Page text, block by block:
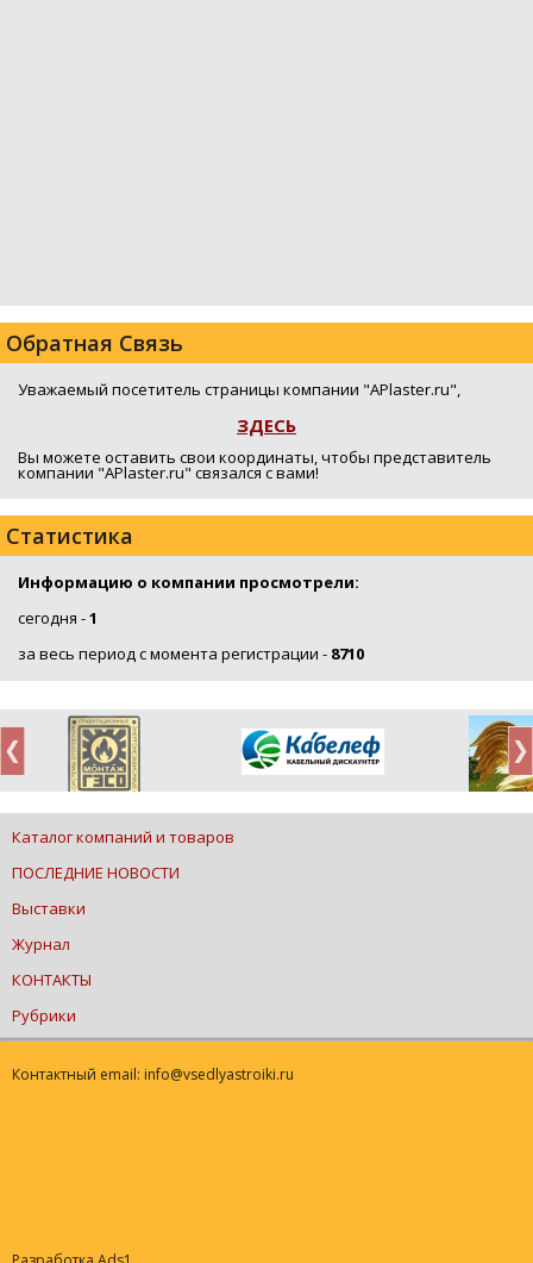
Обратная Связь
Уважаемый посетитель страницы компании "APlaster.ru",
ЗДЕСЬ
Вы можете оставить свои координаты, чтобы представитель
компании "APlaster.ru" связался с вами!
Статистика
Информацию о компании просмотрели:
сегодня -1
за весь период с момента регистрации - 8710
Каталог компаний и товаров
ПОСЛЕДНИЕ НОВОСТИ
Выставки
Журнал
КОНТАКТЫ
Рубрики
Контактный email: info@vsedlyastroiki.ru